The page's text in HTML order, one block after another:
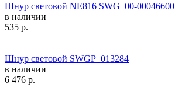
Шнур световой NE816 SWG_00-00046600
в наличии
535 р.
Шнур световой SWGP_013284
в наличии
6 476 р.